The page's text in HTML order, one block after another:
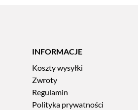
INFORMACJE
Koszty wysyłki
Zwroty
Regulamin
Polityka prywatności